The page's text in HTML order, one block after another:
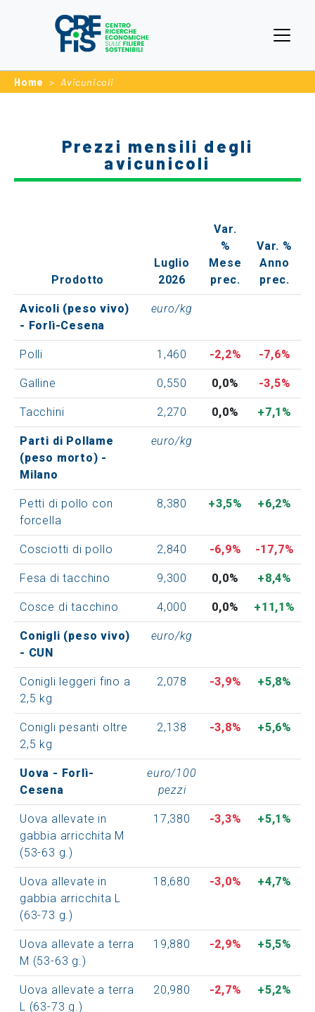
Home Avicunicoli
Prezzi mensili degli
avicunicoli
Prodotto
Luglio
2026
Var.
%
Mese
prec.
Var. %
Anno
prec.
Avicoli (peso vivo)
- Forlì-Cesena
euro/kg
Polli 1,460 -2,2% -7,6%
Galline 0,550 0,0% -3,5%
Tacchini 2,270 0,0% +7,1%
Parti di Pollame
(peso morto) -
Milano
euro/kg
Petti di pollo con
forcella
8,380 +3,5% +6,2%
Cosciotti di pollo 2,840 -6,9% -17,7%
Fesa di tacchino 9,300 0,0% +8,4%
Cosce di tacchino 4,000 0,0% +11,1%
Conigli (peso vivo)
- CUN
euro/kg
Conigli leggeri fino a
2,5 kg
2,078 -3,9% +5,8%
Conigli pesanti oltre
2,5 kg
2,138 -3,8% +5,6%
Uova - Forlì-
Cesena
euro/100
pezzi
Uova allevate in
gabbia arricchita M
(53-63 g.)
17,380 -3,3% +5,1%
Uova allevate in
gabbia arricchita L
(63-73 g.)
18,680 -3,0% +4,7%
Uova allevate a terra
M (53-63 g.)
19,880 -2,9% +5,5%
Uova allevate a terra
L (63-73 g.)
20,980 -2,7% +5,2%